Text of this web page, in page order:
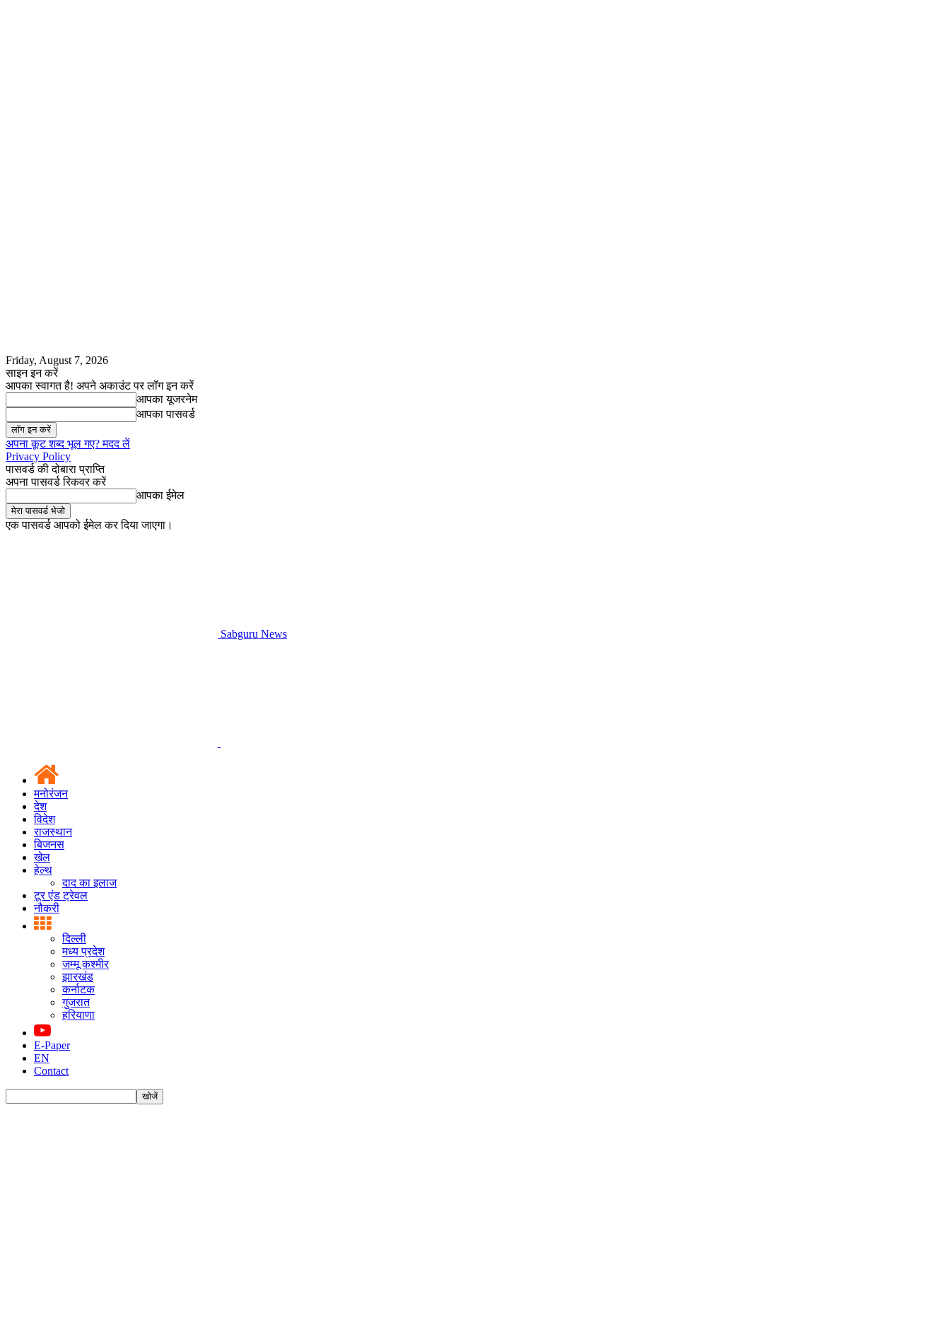
Friday, August 7, 2026
साइन इन करें
आपका स्वागत है! अपने अकाउंट पर लॉग इन करें
आपका यूजरनेम
आपका पासवर्ड
अपना कूट शब्द भूल गए? मदद लें
Privacy Policy
पासवर्ड की दोबारा प्राप्ति
अपना पासवर्ड रिकवर करें
आपका ईमेल
एक पासवर्ड आपको ईमेल कर दिया जाएगा।
Sabguru News
मनोरंजन
देश
विदेश
राजस्थान
बिजनस
खेल
हेल्थ
दाद का इलाज
टूर एंड ट्रेवल
नौकरी
दिल्ली
मध्य प्रदेश
जम्मू कश्मीर
झारखंड
कर्नाटक
गुजरात
हरियाणा
E-Paper
EN
Contact